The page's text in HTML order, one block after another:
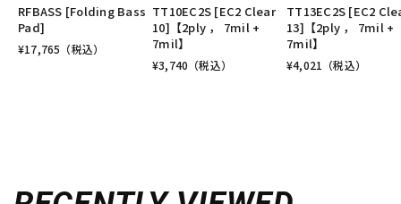
RFBASS [Folding Bass
Pad]
¥17,765 （税込）
TT10EC2S [EC2 Clear
10]【2ply ， 7mil +
7mil】
¥3,740 （税込）
TT13EC2S [EC2
13]【2ply ， 7mil +
7mil】
¥4,021 （税込）